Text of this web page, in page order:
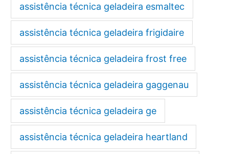
assistência técnica geladeira esmaltec
assistência técnica geladeira frigidaire
assistência técnica geladeira frost free
assistência técnica geladeira gaggenau
assistência técnica geladeira ge
assistência técnica geladeira heartland